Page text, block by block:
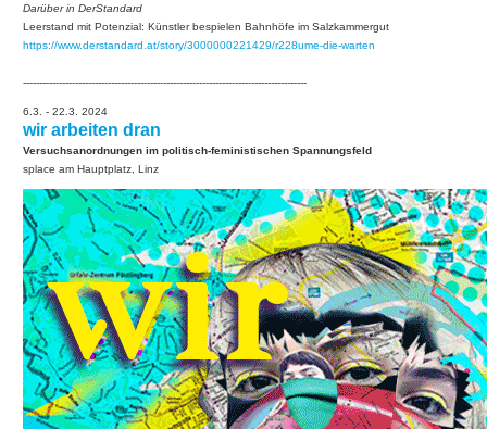
Darüber in DerStandard
Leerstand mit Potenzial: Künstler bespielen Bahnhöfe im Salzkammergut
https://www.derstandard.at/story/3000000221429/r228ume-die-warten
---------------------------------------------------------------------------------------
6.3. - 22.3. 2024
wir arbeiten dran
Versuchsanordnungen im politisch-feministischen Spannungsfeld
splace am Hauptplatz, Linz